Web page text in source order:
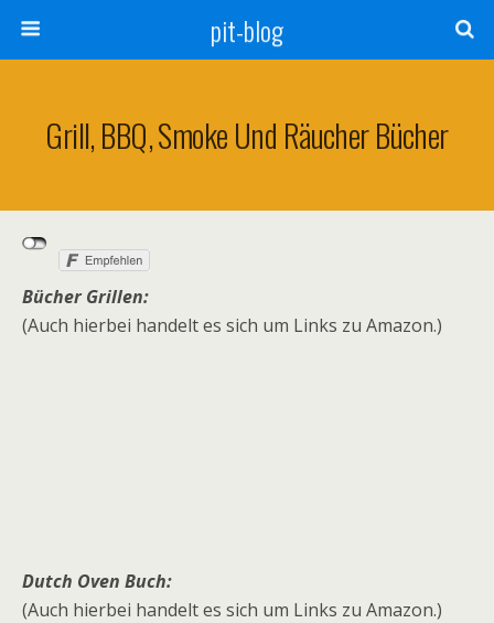
pit-blog
Grill, BBQ, Smoke Und Räucher Bücher
Bücher Grillen:
(Auch hierbei handelt es sich um Links zu Amazon.)
Dutch Oven Buch:
(Auch hierbei handelt es sich um Links zu Amazon.)